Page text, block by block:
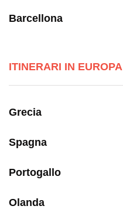
Barcellona
ITINERARI IN EUROPA
Grecia
Spagna
Portogallo
Olanda